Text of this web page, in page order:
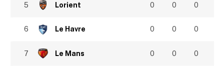
5 Lorient 0 0 0
6 Le Havre 0 0 0
7 Le Mans 0 0 0